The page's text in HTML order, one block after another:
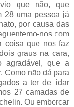
que não, que
28 uma pessoa já
por causa das
nos com
coisa que nos faz
graus na cara,
agradável, que a
Como não dá para
a ter de lidar
27 camadas de
Ou emborcar